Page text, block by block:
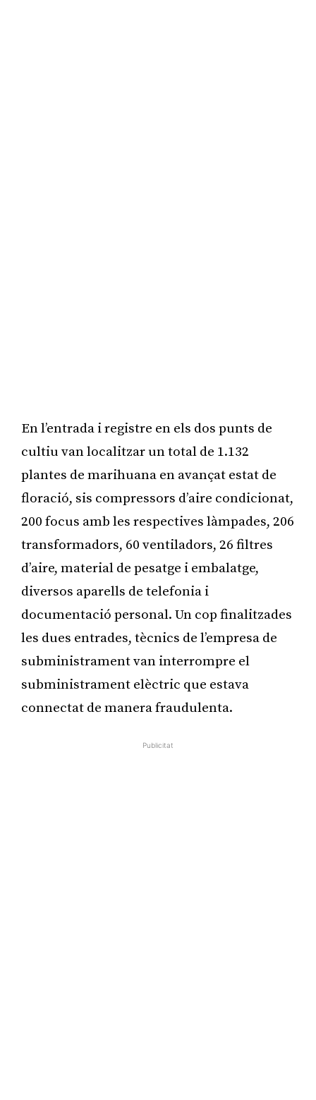
En l’entrada i registre en els dos punts de
cultiu van localitzar un total de 1.132
plantes de marihuana en avançat estat de
floració, sis compressors d’aire condicionat,
200 focus amb les respectives làmpades, 206
transformadors, 60 ventiladors, 26 filtres
d’aire, material de pesatge i embalatge,
diversos aparells de telefonia i
documentació personal. Un cop finalitzades
les dues entrades, tècnics de l’empresa de
subministrament van interrompre el
subministrament elèctric que estava
connectat de manera fraudulenta.
Publicitat